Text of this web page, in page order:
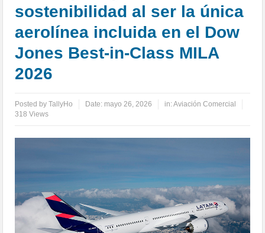
sostenibilidad al ser la única
aerolínea incluida en el Dow
Jones Best-in-Class MILA
2026
Posted byTallyHo Date: mayo 26, 2026 in:Aviación Comercial
318 Views